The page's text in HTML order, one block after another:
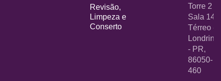
Revisão,
Limpeza e
Conserto
Torre 2 -
Sala 14
Térreo -
Londrina
- PR,
86050-
460